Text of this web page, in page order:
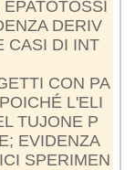
DERIV
CASI DI INT
CON PA
L'ELI
TUJONE P
EVIDENZA
SPERIMEN